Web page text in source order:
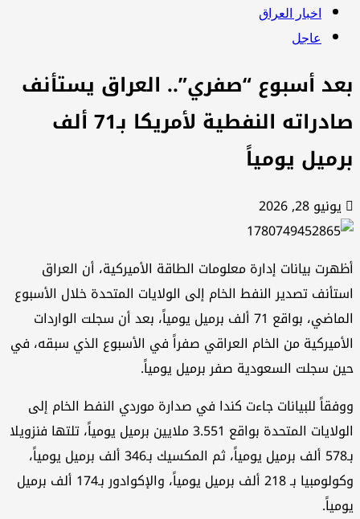
اخبار العراق
عاجل
أسبوع “صفري”.. العراق يستأنف
صادراته النفطية لأمريكا بـ71 ألف
يومياً
يونيو 28, 2026
بيانات إدارة معلومات الطاقة الأميركية، أن العراق
تصدير النفط الخام إلى الولايات المتحدة خلال الأسبوع
الماضي، بواقع 71 ألف برميل يومياً، بعد أن سجلت الواردات
من الخام العراقي صفراً في الأسبوع الذي سبقه، في
سجلت السعودية صفر برميل يومياً.
للبيانات جاءت كندا في صدارة موردي النفط الخام إلى
الولايات المتحدة بواقع 3.551 ملايين برميل يومياً، تلتها فنزويلا
بـ578 ألف برميل يومياً، ثم المكسيك بـ346 ألف برميل يومياً،
وكولومبيا بـ 218 ألف برميل يومياً، والإكوادور بـ174 ألف برميل